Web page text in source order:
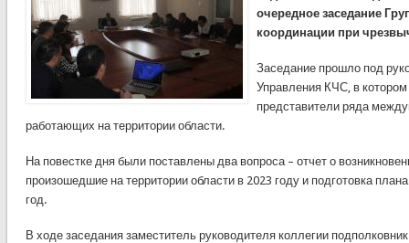
очередное заседание
координации при
Заседание прошло под
Управления КЧС, в
представители ряда
работающих на территории области.
На повестке дня были поставлены два вопроса – отчет о
произошедшие на территории области в 2023 году и подготовка
год.
В ходе заседания заместитель руководителя коллегии